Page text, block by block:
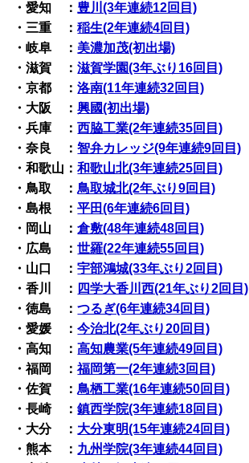
・愛知 ：豊川(3年連続12回目)
・三重 ：稲生(2年連続4回目)
・岐阜 ： 美濃加茂(初出場)
・滋賀 ：滋賀学園(3年ぶり16回目)
・京都 ：洛南(11年連続32回目)
・大阪 ：興國(初出場)
・兵庫 ： 西脇工業(2年連続35回目)
・奈良 ：智弁カレッジ(9年連続9回目)
・和歌山：和歌山北(3年連続25回目)
・鳥取 ：鳥取城北(2年ぶり9回目)
・島根 ：平田(6年連続6回目)
・岡山 ：倉敷(48年連続48回目)
・広島 ：世羅(22年連続55回目)
・山口 ：宇部鴻城(33年ぶり2回目)
・香川 ： 四学大香川西(21年ぶり2回目)
・徳島 ：つるぎ(6年連続34回目)
・愛媛 ：今治北(2年ぶり20回目)
・高知 ： 高知農業(5年連続49回目)
・福岡 ：福岡第一(2年連続3回目)
・佐賀 ：鳥栖工業(16年連続50回目)
・長崎 ：鎮西学院(3年連続18回目)
・大分 ： 大分東明(15年連続24回目)
・熊本 ： 九州学院(3年連続44回目)